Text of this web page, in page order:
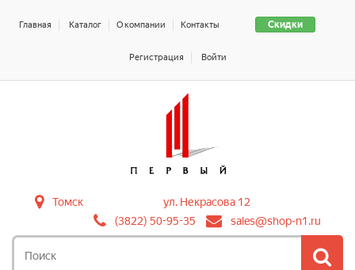
Скидки
Главная Каталог О компании Контакты
Регистрация Войти
Томск
ул. Некрасова 12
(3822) 50-95-35
sales@shop-n1.ru